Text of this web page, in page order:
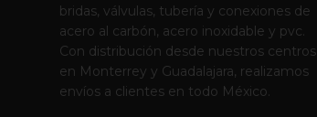
bridas, válvulas, tubería y conexiones de
acero al carbón, acero inoxidable y pvc.
Con distribución desde nuestros centros
en Monterrey y Guadalajara, realizamos
envíos a clientes en todo México.